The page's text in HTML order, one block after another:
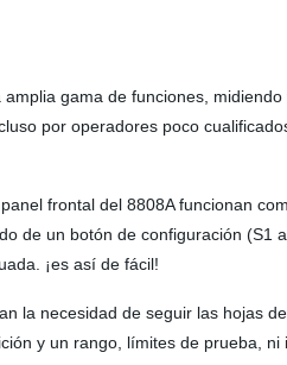
gama de funciones,
por operadores poco
frontal del 8808A funcionan
de un botón de configuración
¡es así de fácil!
la necesidad de seguir las hojas
y un rango, límites de prueba,